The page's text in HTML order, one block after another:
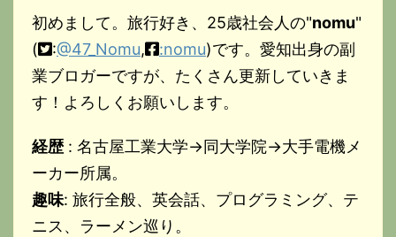
初めまして。旅行好き、25歳社会人の"nomu"
(
:@47_Nomu, :nomu)です。愛知出身の副
業ブロガーですが、たくさん更新していきま
す！よろしくお願いします。
経歴 : 名古屋工業大学→同大学院→大手電機メ
ーカー所属。
趣味: 旅行全般、英会話、プログラミング、テ
ニス、ラーメン巡り。